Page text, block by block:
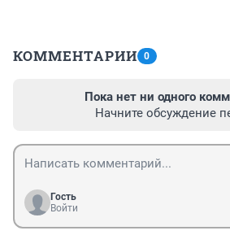
КОММЕНТАРИИ 0
Пока нет ни одного
Начните обсуждение
Гость
Войти